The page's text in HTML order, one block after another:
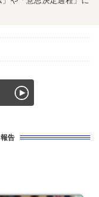
告